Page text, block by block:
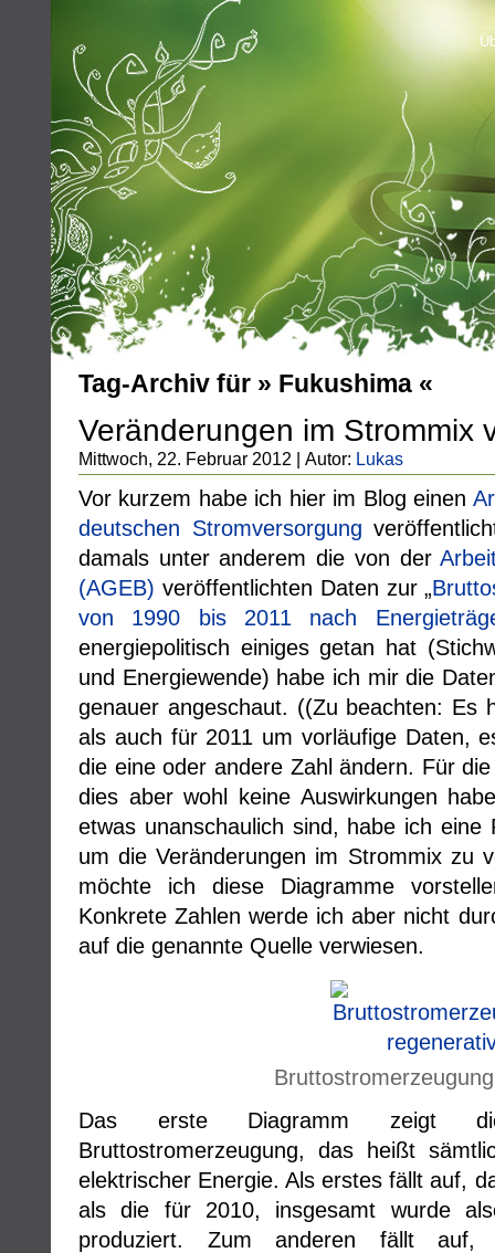
Tag-Archiv für » Fukushima «
Veränderungen im Strommix
Mittwoch, 22. Februar 2012 | Autor: Lukas
Vor kurzem habe ich hier im Blog einen
deutschen Stromversorgung
damals unter anderem die von der
(AGEB) veröffentlichten Daten zur „
von 1990 bis 2011 nach
energiepolitisch einiges getan hat
und Energiewende) habe ich mir die
genauer angeschaut. ((Zu beachten: Es
als auch für 2011 um vorläufige Daten,
die eine oder andere Zahl ändern. Für
dies aber wohl keine Auswirkungen
etwas unanschaulich sind, habe ich eine
um die Veränderungen im Strommix zu
möchte ich diese Diagramme
Konkrete Zahlen werde ich aber nicht
auf die genannte Quelle verwiesen.
Das erste Diagramm zeigt
Bruttostromerzeugung, das heißt
elektrischer Energie. Als erstes fällt auf,
als die für 2010, insgesamt wurde
produziert. Zum anderen fällt